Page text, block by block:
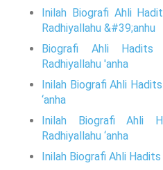
Inilah Biografi Ahli
Radhiyallahu &#39;anhu
Biografi Ahli
Radhiyallahu 'anha
Inilah Biografi Ahli
‘anha
Inilah Biografi Ahli
Radhiyallahu ‘anha
Inilah Biografi Ahli